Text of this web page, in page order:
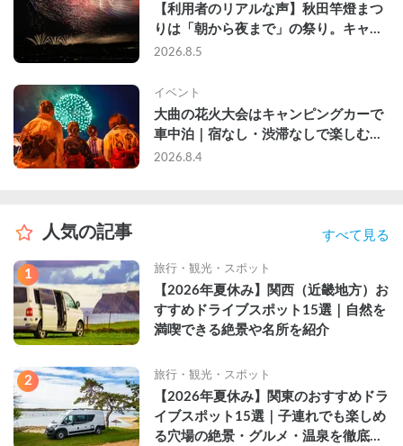
【利用者のリアルな声】秋田竿燈まつ
りは「朝から夜まで」の祭り。キャン
ピングカーで行った2組の記録
2026.8.5
イベント
大曲の花火大会はキャンピングカーで
車中泊｜宿なし・渋滞なしで楽しむ
2026年完全ガイド
2026.8.4
人気の記事 すべて見る
1 旅行・観光・スポット
【2026年夏休み】関西（近畿地方）お
すすめドライブスポット15選｜自然を
満喫できる絶景や名所を紹介
2 旅行・観光・スポット
【2026年夏休み】関東のおすすめドラ
イブスポット15選｜子連れでも楽しめ
る穴場の絶景・グルメ・温泉を徹底解